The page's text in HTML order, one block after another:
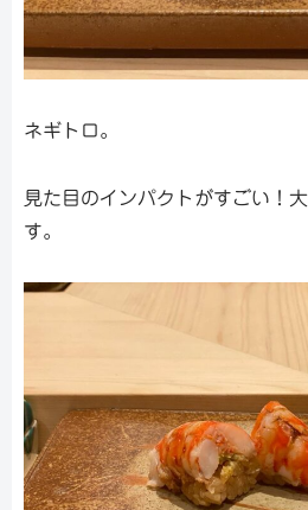
ネギトロ。
見た目のインパクトがすごい！
す。